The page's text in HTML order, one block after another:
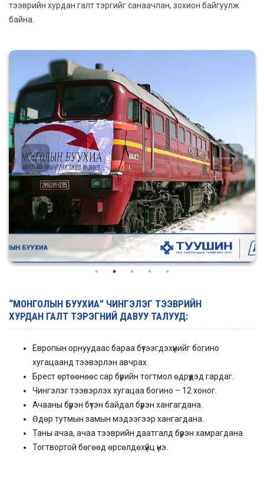
тээврийн хурдан галт тэргийг санаачлан, зохион байгуулж
байна.
“МОНГОЛЫН БУУХИА” ЧИНГЭЛЭГ ТЭЭВРИЙН
ХУРДАН ГАЛТ ТЭРЭГНИЙ ДАВУУ ТАЛУУД:
Европын орнуудаас бараа бүтээгдэхүүнийг богино
хугацаанд тээвэрлэн авчрах.
Брест өртөөнөөс сар бүрийн тогтмол өдрүүдэд гардаг.
Чингэлэг тээвэрлэх хугацаа богино – 12 хоног.
Ачааны бүрэн бүтэн байдал бүрэн хангагдана.
Өдөр тутмын замын мэдээгээр хангагдана.
Таны ачаа, ачаа тээврийн даатгалд бүрэн хамрагдана.
Тогтвортой бөгөөд өрсөлдөхүйц үнэ.